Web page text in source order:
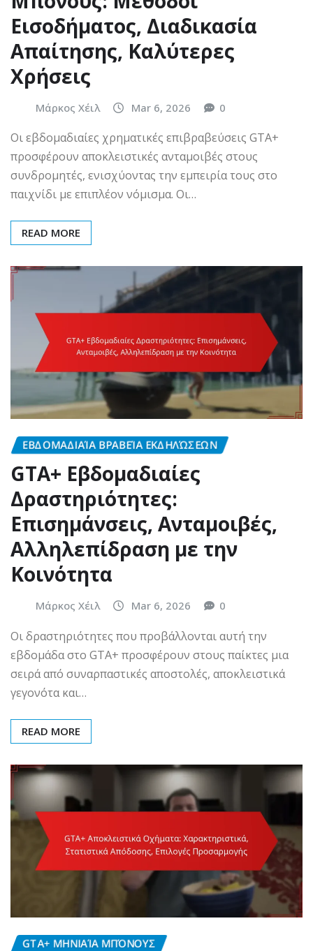
Εισοδήματος, Διαδικασία
Απαίτησης, Καλύτερες
Χρήσεις
Μάρκος Χέιλ Mar 6, 2026 0
Οι εβδομαδιαίες χρηματικές επιβραβεύσεις GTA+
προσφέρουν αποκλειστικές ανταμοιβές στους
συνδρομητές, ενισχύοντας την εμπειρία τους στο
παιχνίδι με επιπλέον νόμισμα. Οι…
READ MORE
ΕΒΔΟΜΑΔΙΑΊΑ ΒΡΑΒΕΊΑ ΕΚΔΗΛΏΣΕΩΝ
GTA+ Εβδομαδιαίες
Δραστηριότητες:
Επισημάνσεις, Ανταμοιβές,
Αλληλεπίδραση με την
Κοινότητα
Μάρκος Χέιλ Mar 6, 2026 0
Οι δραστηριότητες που προβάλλονται αυτή την
εβδομάδα στο GTA+ προσφέρουν στους παίκτες μια
σειρά από συναρπαστικές αποστολές, αποκλειστικά
γεγονότα και…
READ MORE
GTA+ ΜΗΝΙΑΊΑ ΜΠΌΝΟΥΣ